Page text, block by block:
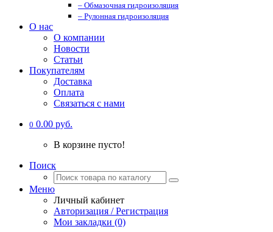
– Обмазочная гидроизоляция
– Рулонная гидроизоляция
О нас
О компании
Новости
Статьи
Покупателям
Доставка
Оплата
Связаться с нами
0 0.00 руб.
В корзине пусто!
Поиск
Меню
Личный кабинет
Авторизация / Регистрация
Мои закладки (0)